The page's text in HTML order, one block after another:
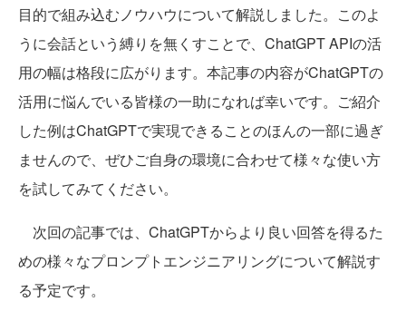
目的で組み込むノウハウについて解説しました。このよ
うに会話という縛りを無くすことで、ChatGPT APIの活
用の幅は格段に広がります。本記事の内容がChatGPTの
活用に悩んでいる皆様の一助になれば幸いです。ご紹介
した例はChatGPTで実現できることのほんの一部に過ぎ
ませんので、ぜひご自身の環境に合わせて様々な使い方
を試してみてください。
次回の記事では、ChatGPTからより良い回答を得るた
めの様々なプロンプトエンジニアリングについて解説す
る予定です。